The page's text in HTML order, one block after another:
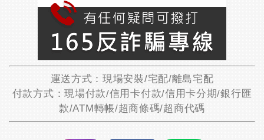
運送方式：現場安裝/宅配/離島宅配
付款方式：現場付款/信用卡付款/信用卡分期/銀行匯
款/ATM轉帳/超商條碼/超商代碼